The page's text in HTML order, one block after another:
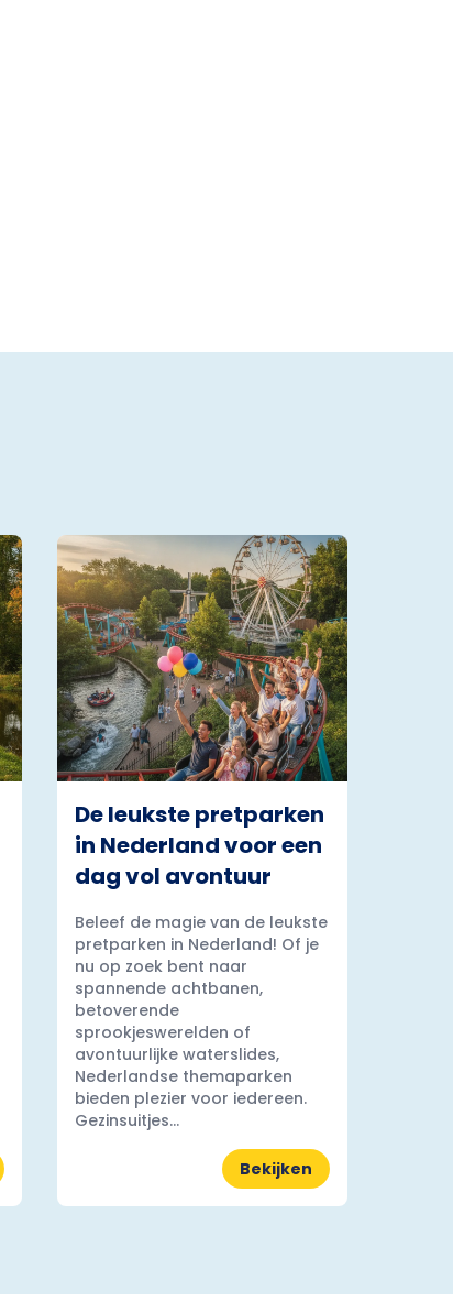
De leukste pretparken
in Nederland voor een
dag vol avontuur
Beleef de magie van de leukste
pretparken in Nederland! Of je
nu op zoek bent naar
spannende achtbanen,
betoverende
sprookjeswerelden of
avontuurlijke waterslides,
Nederlandse themaparken
bieden plezier voor iedereen.
Gezinsuitjes...
Bekijken